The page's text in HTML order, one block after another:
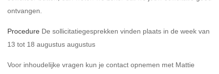
ontvangen.
Procedure De sollicitatiegesprekken vinden plaats in de week van
13 tot 18 augustus augustus
Voor inhoudelijke vragen kun je contact opnemen met Mattie